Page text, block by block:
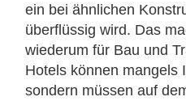
ein bei ähnlichen
überflüssig wird. Das
wiederum für Bau und
Hotels können mangels
sondern müssen auf